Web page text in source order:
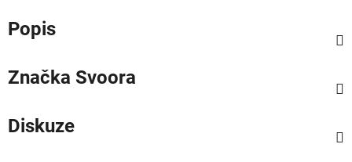
Popis
Značka Svoora
Diskuze